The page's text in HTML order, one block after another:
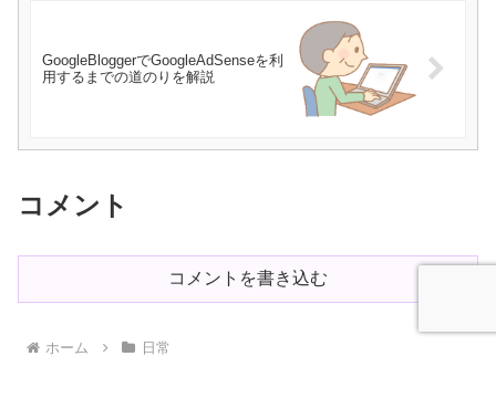
GoogleBloggerでGoogleAdSenseを利
用するまでの道のりを解説
コメント
コメントを書き込む
ホーム 日常